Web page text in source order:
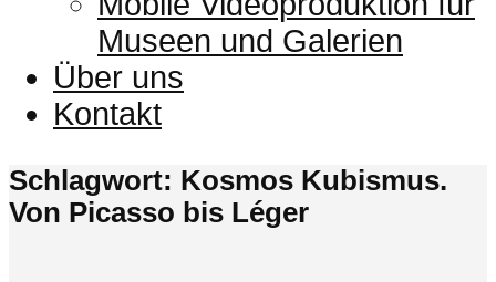
Museen und Galerien
Über uns
Kontakt
Schlagwort: Kosmos Kubismus.
Von Picasso bis Léger